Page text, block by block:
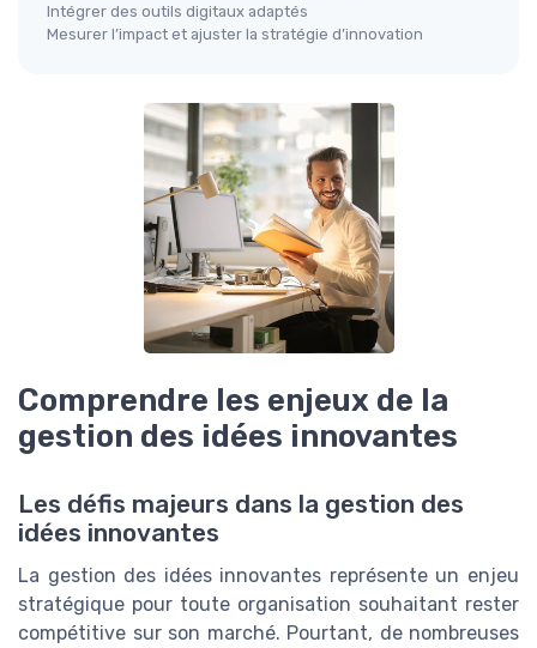
Intégrer des outils digitaux adaptés
Mesurer l’impact et ajuster la stratégie d’innovation
Comprendre les enjeux de la
gestion des idées innovantes
Les défis majeurs dans la gestion des
idées innovantes
La gestion des idées innovantes représente un enjeu
stratégique pour toute organisation souhaitant rester
compétitive sur son marché. Pourtant, de nombreuses